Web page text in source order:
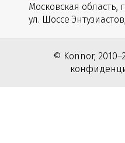
Московская область,
ул. Шоссе
© Konnor,